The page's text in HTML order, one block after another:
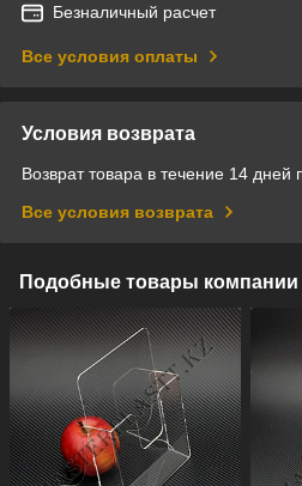
Безналичный расчет
Все условия оплаты
Условия возврата
Возврат товара в течение 14 дней
Все условия возврата
Подобные товары компании